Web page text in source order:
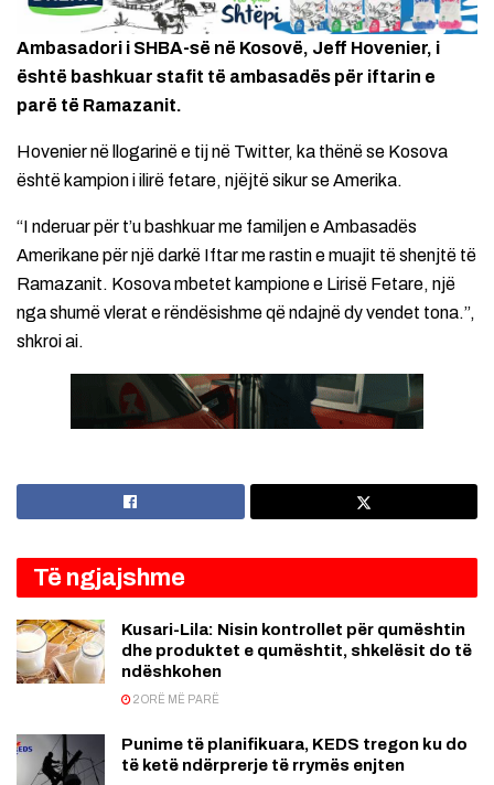
Ambasadori i SHBA-së në Kosovë, Jeff Hovenier, i
është bashkuar stafit të ambasadës për iftarin e
parë të Ramazanit.
Hovenier në llogarinë e tij në Twitter, ka thënë se Kosova
është kampion i ilirë fetare, njëjtë sikur se Amerika.
“I nderuar për t’u bashkuar me familjen e Ambasadës
Amerikane për një darkë Iftar me rastin e muajit të shenjtë të
Ramazanit. Kosova mbetet kampione e Lirisë Fetare, një
nga shumë vlerat e rëndësishme që ndajnë dy vendet tona.”,
shkroi ai.
Të ngjajshme
Kusari-Lila: Nisin kontrollet për qumështin
dhe produktet e qumështit, shkelësit do të
ndëshkohen
2 ORË MË PARË
Punime të planifikuara, KEDS tregon ku do
të ketë ndërprerje të rrymës enjten